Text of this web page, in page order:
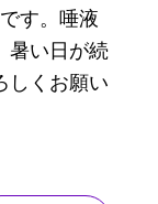
す。唾液
暑い日が続
しくお願い